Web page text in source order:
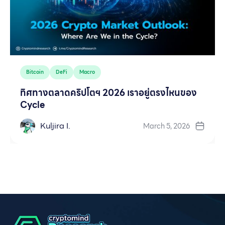
Bitcoin DeFi Macro
ทิศทางตลาดคริปโตฯ 2026 เราอยู่ตรงไหนของ
Cycle
Kuljira I. March 5, 2026